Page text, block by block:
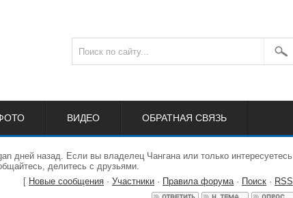
ВИДЕО ОБРАТНАЯ СВЯЗЬ
дней назад. Если вы владелец Чангана или только интересуетесь
делитесь с друзьями.
[ Новые сообщения · Участники · Правила форума· Поиск · RSS